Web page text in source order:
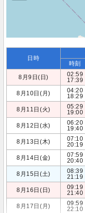
日時
時刻
8月9日(日)
02:59
17:39
8月10日(月)
04:20
18:29
8月11日(火)
05:29
19:00
8月12日(水)
06:20
19:40
8月13日(木)
07:10
20:19
8月14日(金)
07:59
20:40
8月15日(土)
08:39
21:19
8月16日(日)
09:19
21:40
8月17日(月)
09:59
22:10